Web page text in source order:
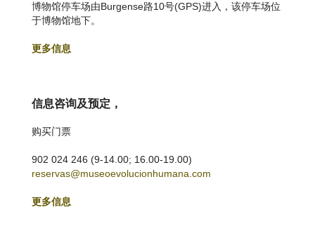
博物馆停车场由Burgense路10号(GPS)进入，该停车场位
于博物馆地下。
更多信息
信息咨询及预定，
购买门票
902 024 246 (9-14.00; 16.00-19.00)
reservas@museoevolucionhumana.com
更多信息